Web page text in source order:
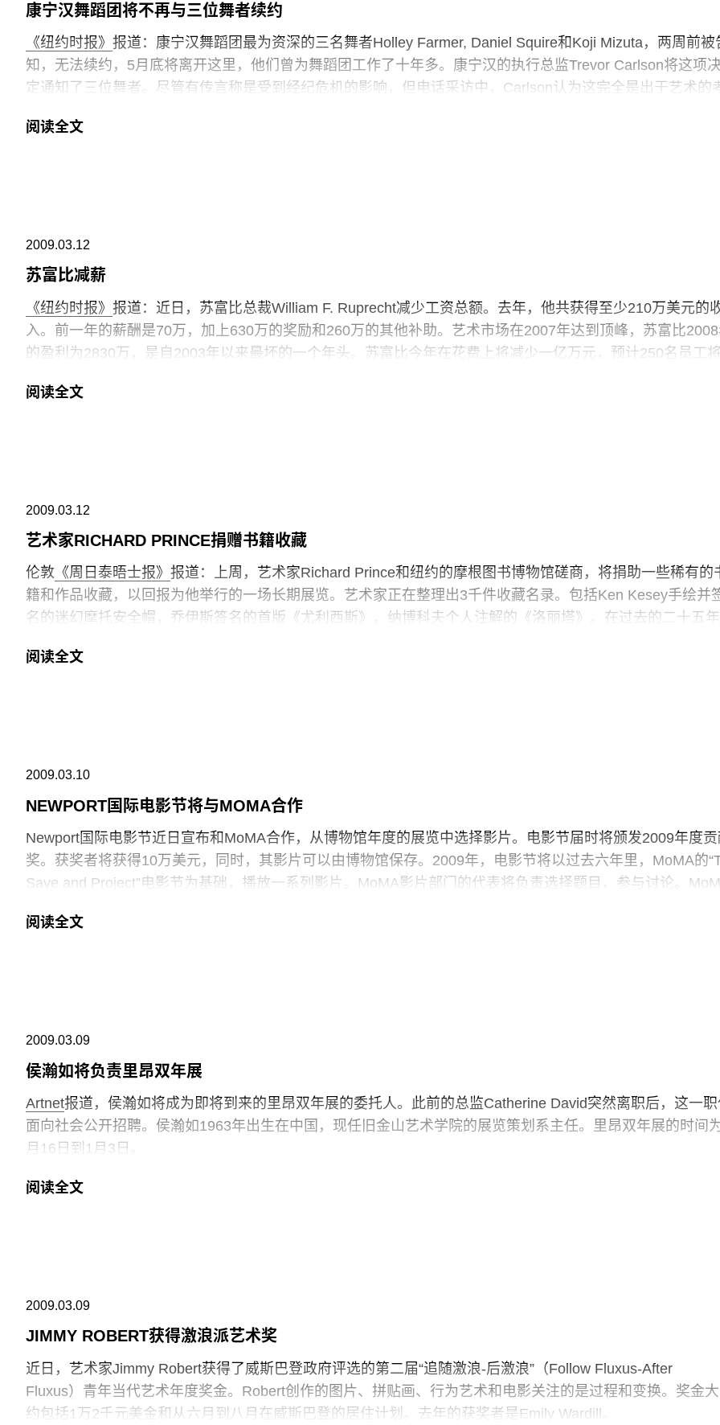
康宁汉舞蹈团将不再与三位舞者续约
《纽约时报》 报道：康宁汉舞蹈团最为资深的三名舞者Holley Farmer, Daniel Squire和Koji Mizuta，两周前被
知，无法续约，5月底将离开这里，他们曾为舞蹈团工作了十年多。康宁汉的执行总监Trevor Carlson将这项
定通知了三位舞者。尽管有传言称是受到经纪危机的影响，但电话采访中，Carlson认为这完全是出于艺术的
阅读全文
2009.03.12
苏富比减薪
《纽约时报》 报道：近日，苏富比总裁William F. Ruprecht减少工资总额。去年，他共获得至少210万美元的
入。前一年的薪酬是70万，加上630万的奖励和260万的其他补助。艺术市场在2007年达到顶峰，苏富比
的盈利为2830万，是自2003年以来最坏的一个年头。苏富比今年在花费上将减少一亿万元，预计250名员工
阅读全文
2009.03.12
艺术家RICHARD PRINCE捐赠书籍收藏
伦敦 《周日泰晤士报》 报道：上周，艺术家Richard Prince和纽约的摩根图书博物馆磋商，将捐助一些稀有的
籍和作品收藏，以回报为他举行的一场长期展览。艺术家正在整理出3千件收藏名录。包括Ken Kesey手绘并
名的迷幻摩托安全帽，乔伊斯签名的首版《尤利西斯》，纳博科夫个人注解的《洛丽塔》。在过去的二十五年
就好像一个全职的爱好一样，我还有其他事想做。”
阅读全文
2009.03.10
NEWPORT国际电影节将与MOMA合作
Newport国际电影节近日宣布和MoMA合作，从博物馆年度的展览中选择影片。电影节届时将颁发2009年度
奖。获奖者将获得10万美元，同时，其影片可以由博物馆保存。2009年，电影节将以过去六年里，MoMA的
Save and Project”电影节为基础，播放一系列影片。MoMA影片部门的代表将负责选择题目，参与讨论。
阅读全文
2009.03.09
侯瀚如将负责里昂双年展
Artnet报道，侯瀚如将成为即将到来的里昂双年展的委托人。此前的总监Catherine David突然离职后，这一
面向社会公开招聘。侯瀚如1963年出生在中国，现任旧金山艺术学院的展览策划系主任。里昂双年展的时间
月16日到1月3日。
阅读全文
2009.03.09
JIMMY ROBERT获得激浪派艺术奖
近日，艺术家Jimmy Robert获得了威斯巴登政府评选的第二届“追随激浪-后激浪”（Follow Fluxus-After
Fluxus）青年当代艺术年度奖金。Robert创作的图片、拼贴画、行为艺术和电影关注的是过程和变换。奖金大
约包括1万2千元美金和从六月到八月在威斯巴登的居住计划。去年的获奖者是Emily Wardill。